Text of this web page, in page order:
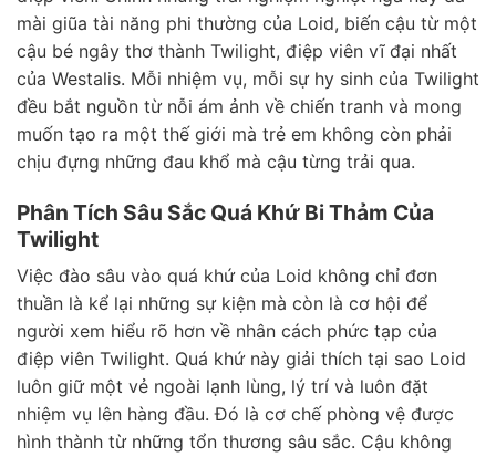
mài giũa tài năng phi thường của Loid, biến cậu từ một
cậu bé ngây thơ thành Twilight, điệp viên vĩ đại nhất
của Westalis. Mỗi nhiệm vụ, mỗi sự hy sinh của Twilight
đều bắt nguồn từ nỗi ám ảnh về chiến tranh và mong
muốn tạo ra một thế giới mà trẻ em không còn phải
chịu đựng những đau khổ mà cậu từng trải qua.
Phân Tích Sâu Sắc Quá Khứ Bi Thảm Của
Twilight
Việc đào sâu vào quá khứ của Loid không chỉ đơn
thuần là kể lại những sự kiện mà còn là cơ hội để
người xem hiểu rõ hơn về nhân cách phức tạp của
điệp viên Twilight. Quá khứ này giải thích tại sao Loid
luôn giữ một vẻ ngoài lạnh lùng, lý trí và luôn đặt
nhiệm vụ lên hàng đầu. Đó là cơ chế phòng vệ được
hình thành từ những tổn thương sâu sắc. Cậu không